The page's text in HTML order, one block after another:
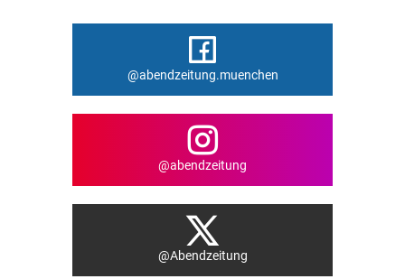
@abendzeitung.muenchen
@abendzeitung
@Abendzeitung